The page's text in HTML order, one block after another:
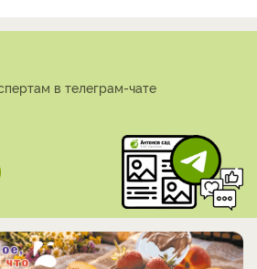
в телеграм-чате